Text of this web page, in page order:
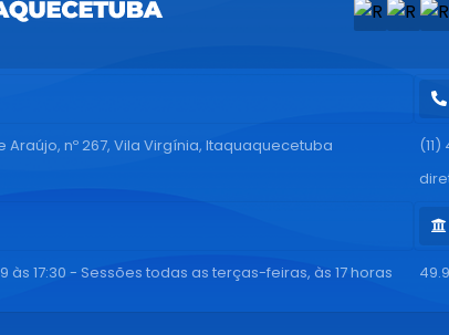
nº 267, Vila Virgínia, Itaquaquecetuba
17:30 - Sessões todas as terças-feiras, às 17 horas